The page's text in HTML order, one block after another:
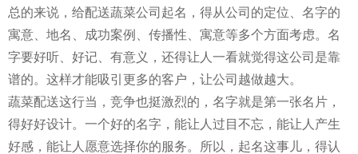
总的来说，给配送蔬菜公司起名，得从公司的定位、名字的
寓意、地名、成功案例、传播性、寓意等多个方面考虑。名
字要好听、好记、有意义，还得让人一看就觉得这公司是靠
谱的。这样才能吸引更多的客户，让公司越做越大。
蔬菜配送这行当，竞争也挺激烈的，名字就是第一张名片，
得好好设计。一个好的名字，能让人过目不忘，能让人产生
好感，能让人愿意选择你的服务。所以，起名这事儿，得认